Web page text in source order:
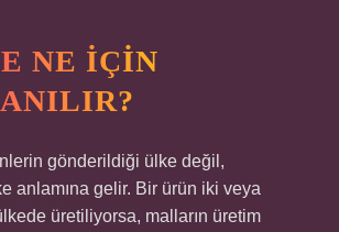
NE IÇIN
gönderildiği ülke değil,
anlamına gelir. Bir ürün iki veya
üretiliyorsa, malların üretim